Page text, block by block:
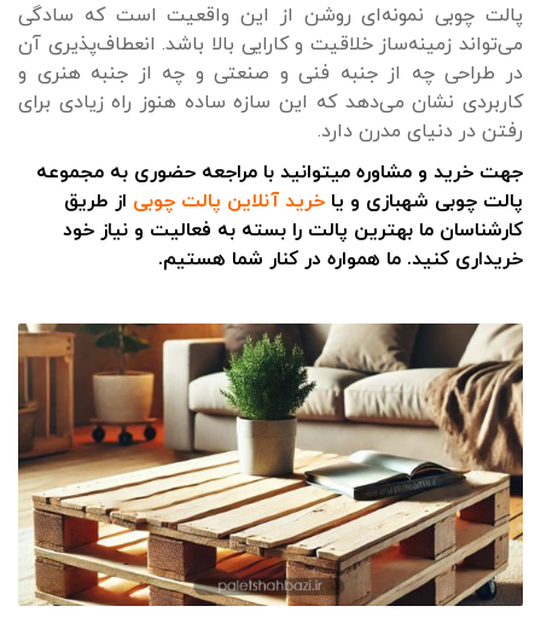
پالت چوبی نمونه‌ای روشن از این واقعیت است که سادگی
می‌تواند زمینه‌ساز خلاقیت و کارایی بالا باشد. انعطاف‌پذیری آن
در طراحی چه از جنبه فنی و صنعتی و چه از جنبه هنری و
کاربردی نشان می‌دهد که این سازه ساده هنوز راه زیادی برای
رفتن در دنیای مدرن دارد.
جهت خرید و مشاوره میتوانید با مراجعه حضوری به مجموعه
پالت چوبی شهبازی و یا خرید آنلاین پالت چوبی از طریق
کارشناسان ما بهترین پالت را بسته به فعالیت و نیاز خود
خریداری کنید. ما همواره در کنار شما هستیم.